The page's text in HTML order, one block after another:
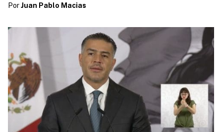
Por Juan Pablo Macias